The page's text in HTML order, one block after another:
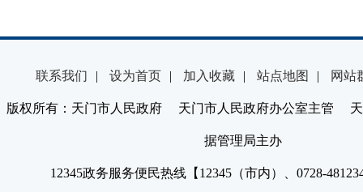
联系我们 | 设为首页 | 加入收藏 | 站点地图 | 网站
版权所有：天门市人民政府 天门市人民政府办公室主管 天
据管理局主办
12345政务服务便民热线【12345（市内）、0728-